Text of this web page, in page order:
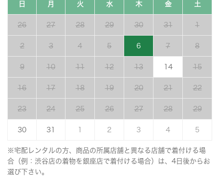
日 月 火 水 木 金 土
26 27 28 29 30 31 1
2 3 4 5 6 7 8
9 10 11 12 13 14 15
16 17 18 19 20 21 22
23 24 25 26 27 28 29
30 31 2 3 4 5
※宅配レンタルの方、商品の所属店舗と異なる店舗で着付ける場
合（例：渋谷店の着物を銀座店で着付ける場合）は、4日後からお
選び下さい。